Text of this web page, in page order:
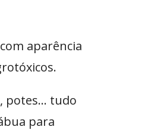
aparência
potes… tudo
para